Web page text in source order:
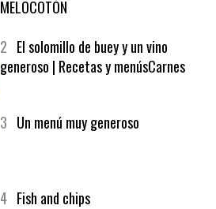
MELOCOTÓN
2 El solomillo de buey y un vino
generoso | Recetas y menúsCarnes
3 Un menú muy generoso
4 Fish and chips